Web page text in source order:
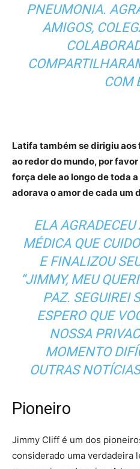
PNEUMONIA.
AMIGOS,
COM
Latifa também se dirigiu aos
ao redor do mundo, por
força dele ao longo de toda
adorava o amor de cada um
ELA
MÉDICA QUE
E FINALIZOU
“JIMMY, MEU
PAZ. SEGUIREI
ESPERO QUE
NOSSA
MOMENTO
OUTRAS
Pioneiro
Jimmy Cliff é um dos
considerado uma verdadeira